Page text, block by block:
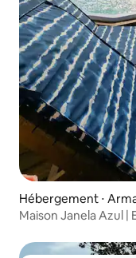
Hébergement ⋅
Maison Janela Azul |